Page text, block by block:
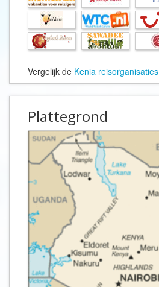
Vergelijk de Kenia reisorganisaties
Plattegrond